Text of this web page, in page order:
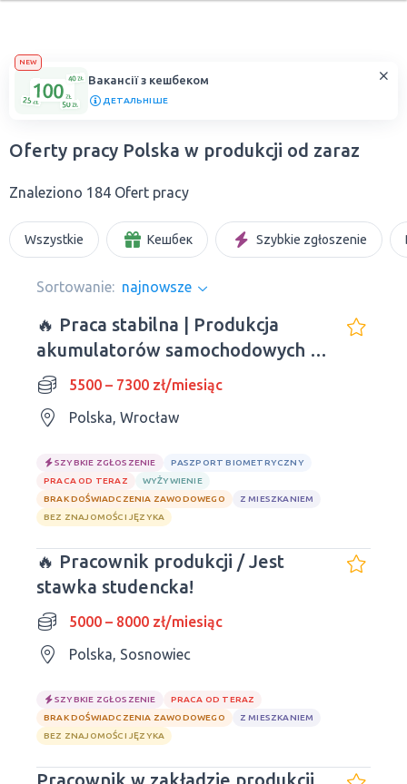
NEW
Вакансії з кешбеком
ДЕТАЛЬНІШЕ
Oferty pracy Polska w produkcji od zaraz
Znaleziono 184 Ofert pracy
Wszystkie Кешбек Szybkie zgłoszenie
Sortowanie: najnowsze
🔥 Praca stabilna | Produkcja
akumulatorów samochodowych |
Wrocław5500 – 7300 zł/miesiąc
Polska, Wrocław
SZYBKIE ZGŁOSZENIE
PASZPORT BIOMETRYCZNY
PRACA OD TERAZ
WYŻYWIENIE
BRAK DOŚWIADCZENIA ZAWODOWEGO
Z MIESZKANIEM
BEZ ZNAJOMOŚCI JĘZYKA
🔥 Pracownik produkcji / Jest
stawka studencka!
5000 – 8000 zł/miesiąc
Polska, Sosnowiec
SZYBKIE ZGŁOSZENIE
PRACA OD TERAZ
BRAK DOŚWIADCZENIA ZAWODOWEGO
Z MIESZKANIEM
BEZ ZNAJOMOŚCI JĘZYKA